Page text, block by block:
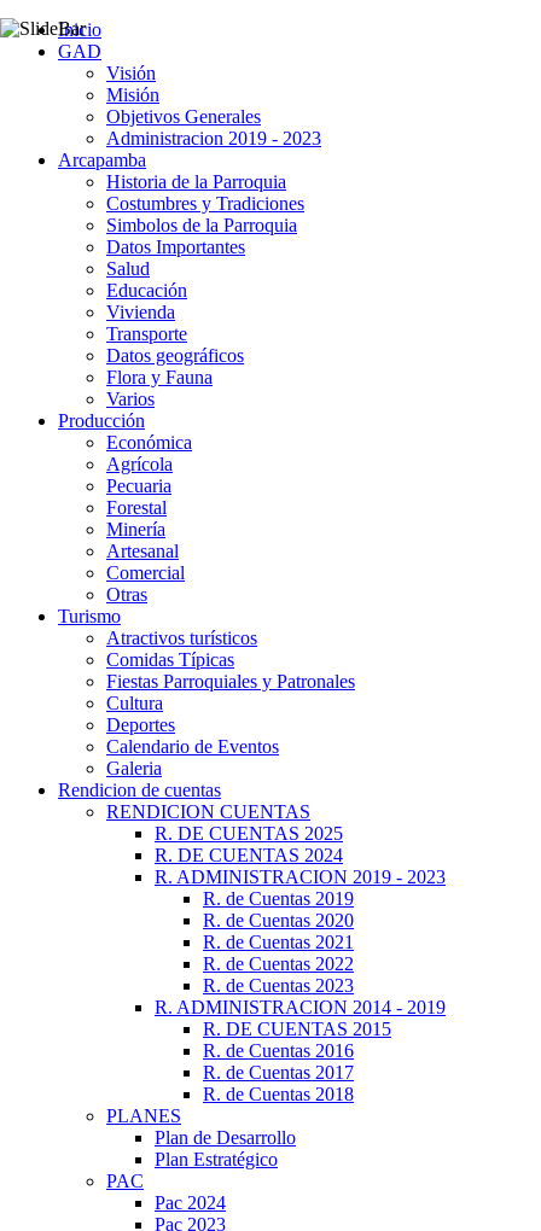
Inicio
GAD
Visión
Misión
Objetivos Generales
Administracion 2019 - 2023
Arcapamba
Historia de la Parroquia
Costumbres y Tradiciones
Simbolos de la Parroquia
Datos Importantes
Salud
Educación
Vivienda
Transporte
Datos geográficos
Flora y Fauna
Varios
Producción
Económica
Agrícola
Pecuaria
Forestal
Minería
Artesanal
Comercial
Otras
Turismo
Atractivos turísticos
Comidas Típicas
Fiestas Parroquiales y Patronales
Cultura
Deportes
Calendario de Eventos
Galeria
Rendicion de cuentas
RENDICION CUENTAS
R. DE CUENTAS 2025
R. DE CUENTAS 2024
R. ADMINISTRACION 2019 - 2023
R. de Cuentas 2019
R. de Cuentas 2020
R. de Cuentas 2021
R. de Cuentas 2022
R. de Cuentas 2023
R. ADMINISTRACION 2014 - 2019
R. DE CUENTAS 2015
R. de Cuentas 2016
R. de Cuentas 2017
R. de Cuentas 2018
PLANES
Plan de Desarrollo
Plan Estratégico
PAC
Pac 2024
Pac 2023